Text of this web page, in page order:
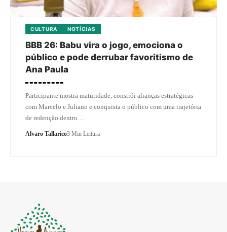
CULTURA NOTÍCIAS
BBB 26: Babu vira o jogo, emociona o
público e pode derrubar favoritismo de
Ana Paula
Participante mostra maturidade, constrói alianças estratégicas
com Marcelo e Juliano e conquista o público com uma trajetória
de redenção dentro…
Alvaro Tallarico3 Min Leitura